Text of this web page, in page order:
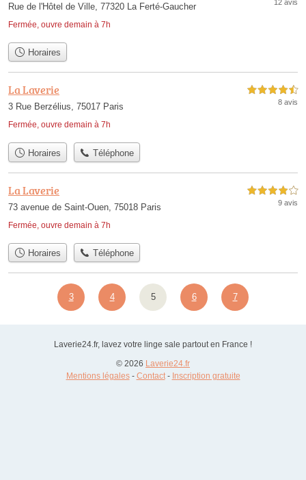
Rue de l'Hôtel de Ville, 77320 La Ferté-Gaucher
Fermée, ouvre demain à 7h
12 avis
Horaires
La Laverie
3 Rue Berzélius, 75017 Paris
Fermée, ouvre demain à 7h
4,5 étoiles sur 5
8 avis
Horaires Téléphone
La Laverie
73 avenue de Saint-Ouen, 75018 Paris
Fermée, ouvre demain à 7h
4,0 étoiles sur 5
9 avis
Horaires Téléphone
3 4 5 6 7
Laverie24.fr, lavez votre linge sale partout en France !
© 2026 Laverie24.fr
Mentions légales- Contact- Inscription gratuite